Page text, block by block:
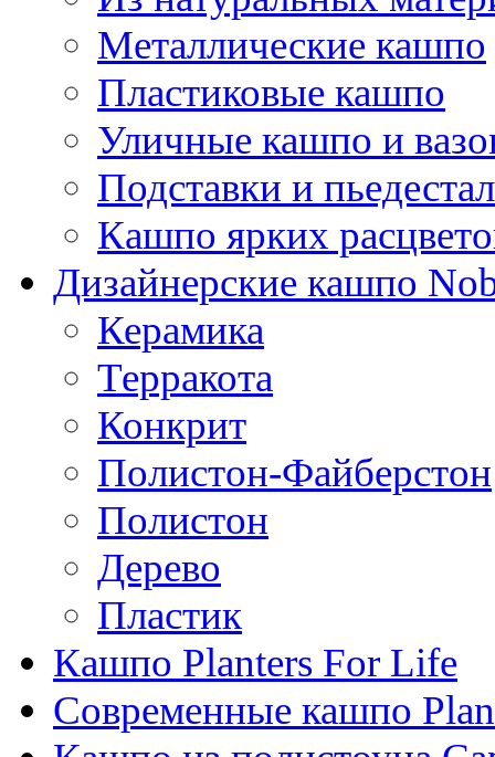
Металлические кашпо
Пластиковые кашпо
Уличные кашпо и
Подставки и
Кашпо ярких
Дизайнерские кашпо
Керамика
Терракота
Конкрит
Полистон-Файберстон
Полистон
Дерево
Пластик
Кашпо Planters For Life
Современные кашпо